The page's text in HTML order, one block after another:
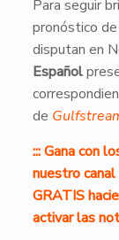
Para seguir
pronóstico
disputan en
Español
de
::: Gana con
nuestro
GRATIS
activar las